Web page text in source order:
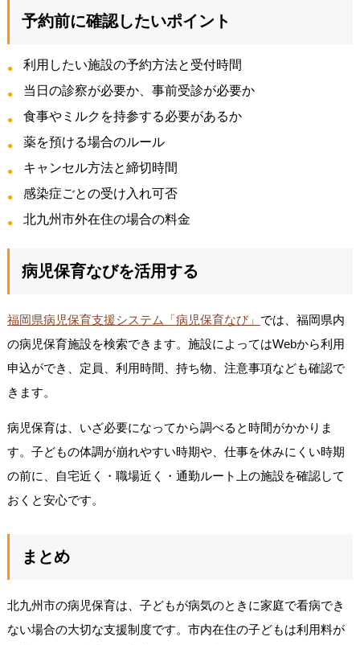
予約前に確認したいポイント
利用したい施設の予約方法と受付時間
当日の診察が必要か、事前受診が必要か
食事やミルクを持参する必要があるか
薬を預ける場合のルール
キャンセル方法と締切時間
感染症ごとの受け入れ可否
北九州市外在住の場合の料金
病児保育なびを活用する
福岡県病児保育支援システム「病児保育なび」 では、福岡県内
の病児保育施設を検索できます。施設によってはWebから利用
申込ができ、定員、利用時間、持ち物、注意事項なども確認で
きます。
病児保育は、いざ必要になってから調べると時間がかかりま
す。子どもの体調が崩れやすい時期や、仕事を休みにくい時期
の前に、自宅近く・職場近く・通勤ルート上の施設を確認して
おくと安心です。
まとめ
北九州市の病児保育は、子どもが病気のときに家庭で看病でき
ない場合の大切な支援制度です。市内在住の子どもは利用料が